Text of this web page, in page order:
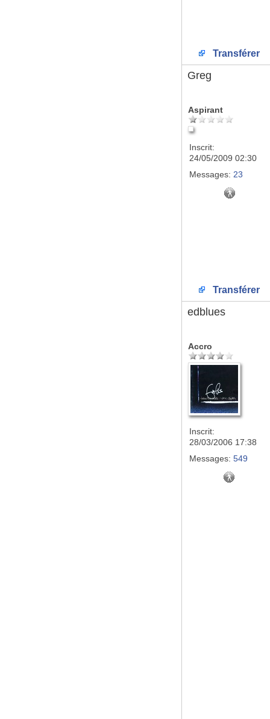
Transférer
Greg
Aspirant
Inscrit:
24/05/2009 02:30
Messages: 23
Transférer
edblues
Accro
Inscrit:
28/03/2006 17:38
Messages: 549